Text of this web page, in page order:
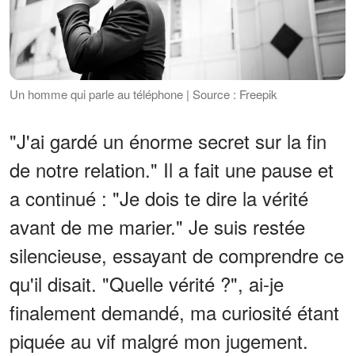
Un homme qui parle au téléphone | Source : Freepik
"J'ai gardé un énorme secret sur la fin
de notre relation." Il a fait une pause et
a continué : "Je dois te dire la vérité
avant de me marier." Je suis restée
silencieuse, essayant de comprendre ce
qu'il disait. "Quelle vérité ?", ai-je
finalement demandé, ma curiosité étant
piquée au vif malgré mon jugement.